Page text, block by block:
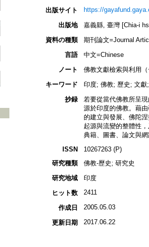
出版サイト
https://
出版地
嘉義縣, 臺灣 [Chia-i
資料の種類
期刊論文=Journal
言語
中文=Chinese
ノート
佛教文獻檢索與利用
キーワード
印度; 佛教; 歷史; 文獻
抄録
若要從當代佛教所呈
源於印度的佛教。藉
的建立與發展、佛陀
起源與流變的整體性
典籍、圖書、論文與
ISSN
10267263 (P)
研究種類
佛教-歷史; 研究史
研究地域
印度
ヒット数
2411
作成日 2005.05.03
更新日期 2017.06.22